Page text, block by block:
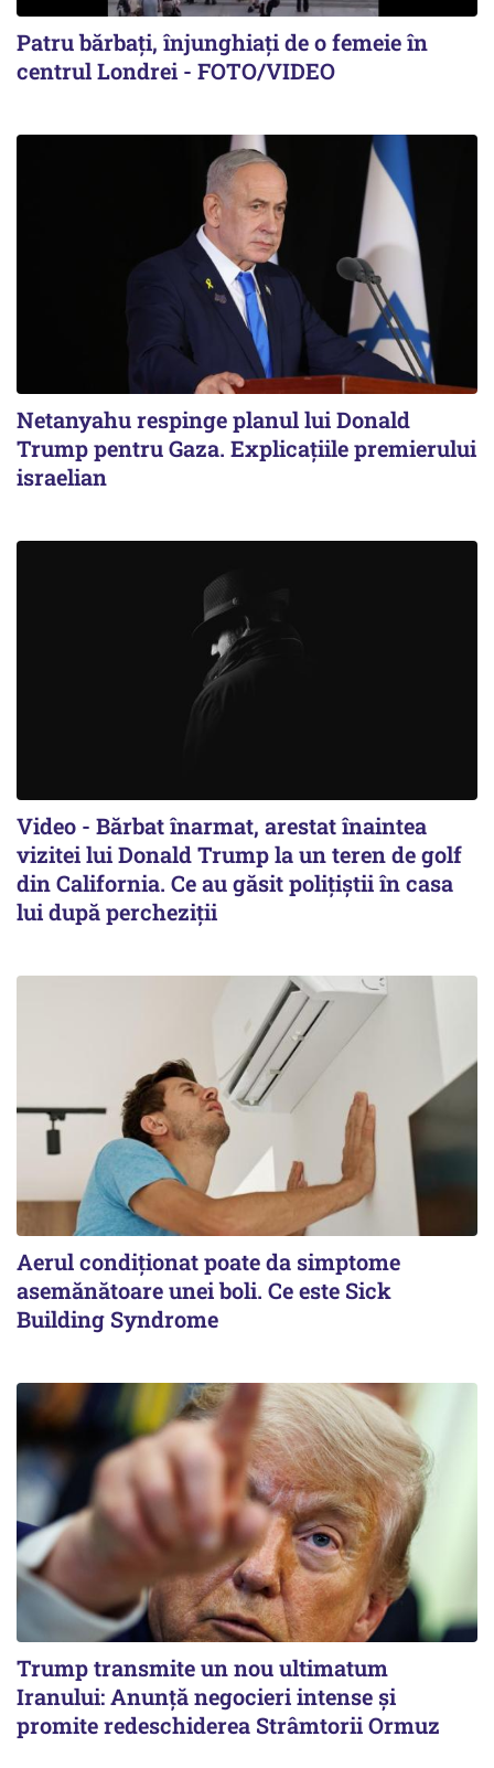
Patru bărbați, înjunghiați de o femeie în
centrul Londrei - FOTO/VIDEO
Netanyahu respinge planul lui Donald
Trump pentru Gaza. Explicațiile premierului
israelian
Video - Bărbat înarmat, arestat înaintea
vizitei lui Donald Trump la un teren de golf
din California. Ce au găsit polițiștii în casa
lui după percheziții
Aerul condiționat poate da simptome
asemănătoare unei boli. Ce este Sick
Building Syndrome
Trump transmite un nou ultimatum
Iranului: Anunță negocieri intense și
promite redeschiderea Strâmtorii Ormuz